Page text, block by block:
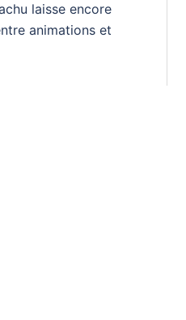
laisse encore
animations et